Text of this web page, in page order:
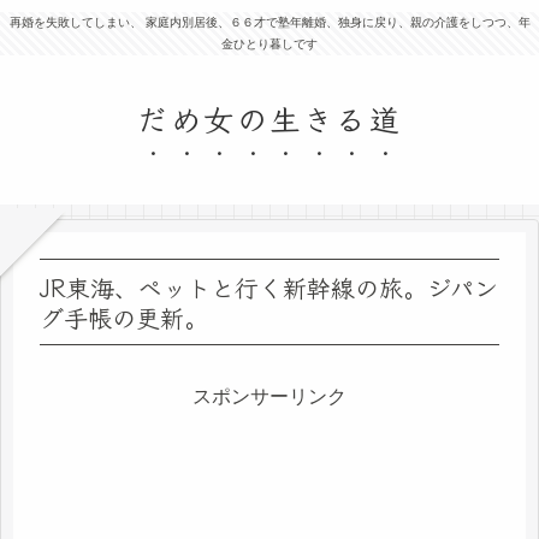
再婚を失敗してしまい、 家庭内別居後、６６才で塾年離婚、独身に戻り、親の介護をしつつ、年
金ひとり暮しです
だめ女の生きる道
JR東海、ペットと行く新幹線の旅。ジパン
グ手帳の更新。
スポンサーリンク